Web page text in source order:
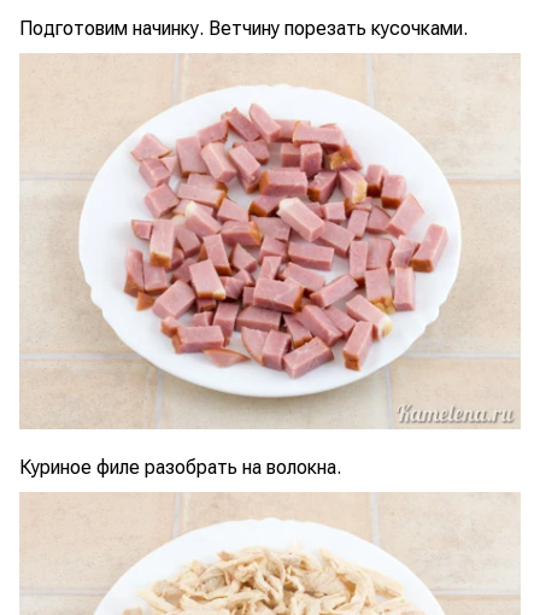
Подготовим начинку. Ветчину порезать кусочками.
Куриное филе разобрать на волокна.